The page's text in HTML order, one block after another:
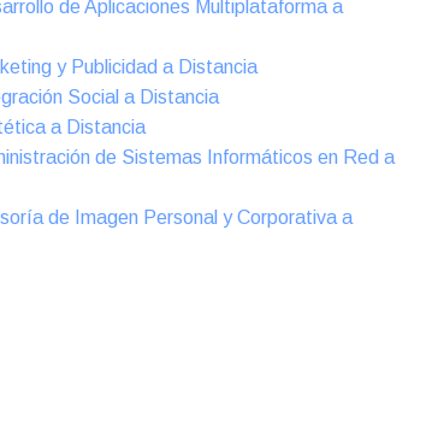
de Aplicaciones Multiplataforma a
y Publicidad a Distancia
Social a Distancia
a Distancia
de Sistemas Informáticos en Red a
de Imagen Personal y Corporativa a